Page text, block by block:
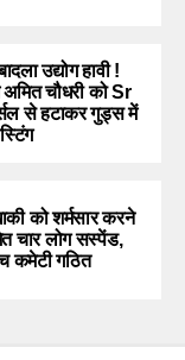
उद्योग हावी !
चौधरी को Sr
से हटाकर गुड्स में
को शर्मसार करने
चार लोग सस्पेंड,
कमेटी गठित